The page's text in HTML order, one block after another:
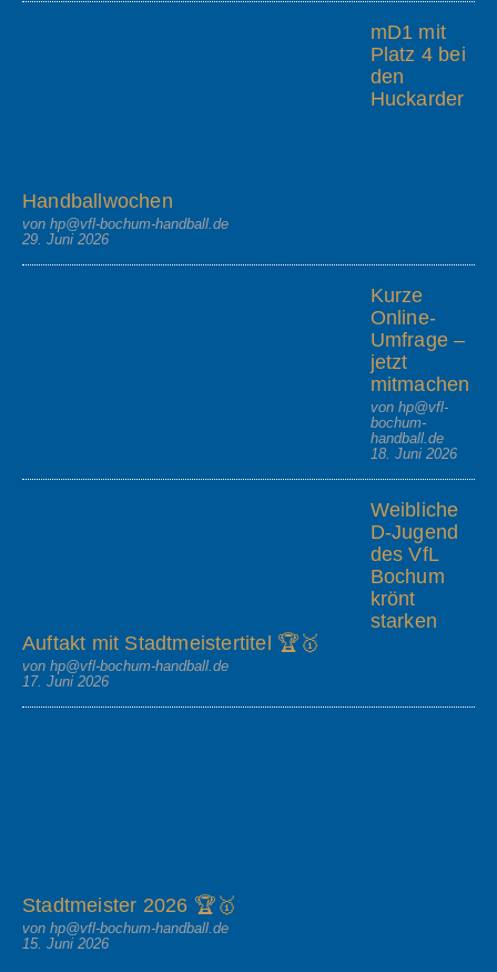
mD1 mit
Platz 4 bei
den
Huckarder
Handballwochen
von hp@vfl-bochum-handball.de
29. Juni 2026
Kurze
Online-
Umfrage –
jetzt
mitmachen
von hp@vfl-
bochum-
handball.de
18. Juni 2026
Weibliche
D-Jugend
des VfL
Bochum
krönt
starken
Auftakt mit Stadtmeistertitel 🏆🥇
von hp@vfl-bochum-handball.de
17. Juni 2026
Stadtmeister 2026 🏆🥇
von hp@vfl-bochum-handball.de
15. Juni 2026